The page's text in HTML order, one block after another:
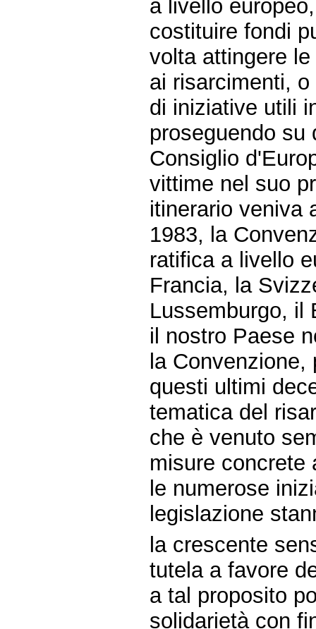
a livello
costituire fondi
volta attingere
ai risarcimenti,
di iniziative utili
proseguendo su
Consiglio
vittime nel suo
itinerario veniva
1983, la
ratifica a livello
Francia, la
Lussemburgo, il
il nostro Paese
la Convenzione,
questi ultimi
tematica del
che è venuto
misure concrete
le numerose
legislazione
la crescente
tutela a favore
a tal proposito
solidarietà con